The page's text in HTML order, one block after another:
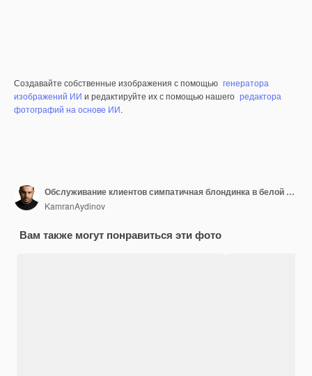
Создавайте собственные изображения с помощью генератора
изображений ИИ и редактируйте их с помощью нашего редактора
фотографий на основе ИИ.
Обслуживание клиентов симпатичная блондинка в белой рубашке с ноутбуком и наушниками, касающимися висков
KamranAydinov
Вам также могут понравиться эти фото